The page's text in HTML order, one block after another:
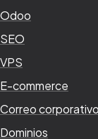
Odoo
SEO
VPS
E-commerce
Correo corporativo
Dominios